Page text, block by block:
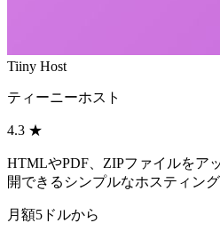
Tiiny Host
ティーニーホスト
4.3 ★
HTMLやPDF、ZIPファイルをア
開できるシンプルなホスティン
月額5ドルから